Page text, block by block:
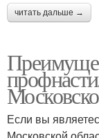
читать дальше →
Если вы